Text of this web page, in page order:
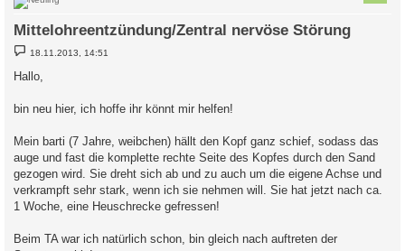
Mittelohreentzündung/Zentral nervöse Störung
B
e
i
t
g
18.11.2013, 14:51
Hallo,
bin neu hier, ich hoffe ihr könnt mir helfen!
Mein barti (7 Jahre, weibchen) hällt den Kopf ganz schief, sodass das
auge und fast die komplette rechte Seite des Kopfes durch den Sand
gezogen wird. Sie dreht sich ab und zu auch um die eigene Achse und
verkrampft sehr stark, wenn ich sie nehmen will. Sie hat jetzt nach ca.
1 Woche, eine Heuschrecke gefressen!
Beim TA war ich natürlich schon, bin gleich nach auftreten der